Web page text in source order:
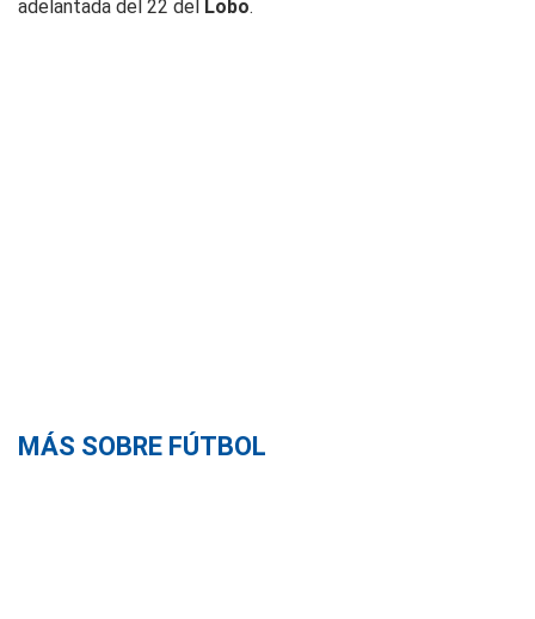
adelantada del 22 del Lobo.
MÁS SOBRE FÚTBOL